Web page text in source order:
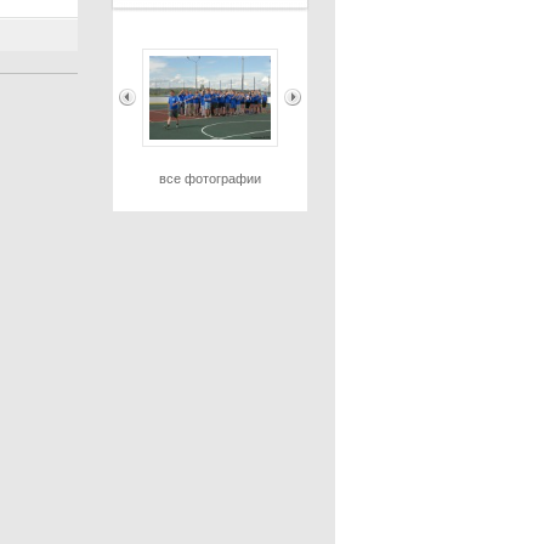
все фотографии